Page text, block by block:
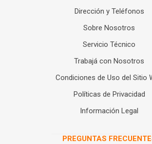
Dirección y Teléfonos
Sobre Nosotros
Servicio Técnico
Trabajá con Nosotros
Condiciones de Uso del Sitio
Políticas de Privacidad
Información Legal
PREGUNTAS